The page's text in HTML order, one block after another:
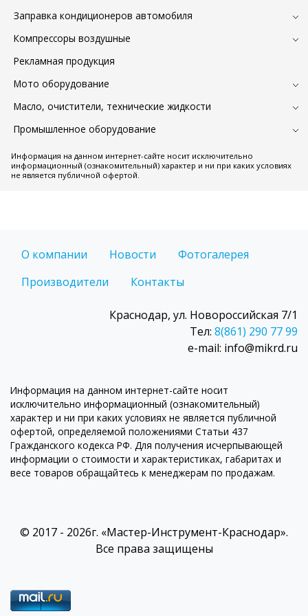
Заправка кондиционеров автомобиля
Компрессоры воздушные
Рекламная продукция
Мото оборудование
Масло, очистители, технические жидкости
Промышленное оборудование
Информация на данном интернет-сайте носит исключительно
информационный (ознакомительный) характер и ни при каких условиях
не является публичной офертой.
О компании Новости
Фотогалерея
Производители
Контакты
Краснодар, ул. Новороссийская 7/1
Тел: 8(861) 290 77 99
e-mail: info@mikrd.ru
Информация на данном интернет-сайте носит
исключительно информационный (ознакомительный)
характер и ни при каких условиях не является публичной
офертой, определяемой положениями Статьи 437
Гражданского кодекса РФ. Для получения исчерпывающей
информации о стоимости и характеристиках, габаритах и
весе товаров обращайтесь к менеджерам по продажам.
© 2017 - 2026г. «Мастер-Инструмент-Краснодар».
Все права защищены